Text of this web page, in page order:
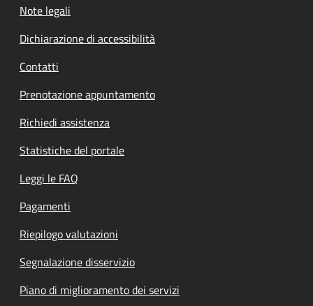
Note legali
Dichiarazione di accessibilità
Contatti
Prenotazione appuntamento
Richiedi assistenza
Statistiche del portale
Leggi le FAQ
Pagamenti
Riepilogo valutazioni
Segnalazione disservizio
Piano di miglioramento dei servizi